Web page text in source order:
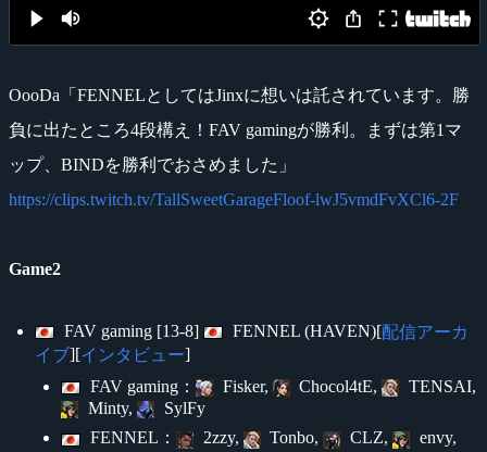
OooDa「FENNELとしてはJinxに想いは託されています。勝
負に出たところ4段構え！FAV gamingが勝利。まずは第1マ
ップ、BINDを勝利でおさめました」
https://clips.twitch.tv/TallSweetGarageFloof-lwJ5vmdFvXCl6-2F
Game2
FAV gaming [13-8] FENNEL (HAVEN)[配信アーカ
イブ][インタビュー]
FAV gaming：
Fisker, Chocol4tE,
TENSAI,
Minty,
SylFy
FENNEL：
2zzy, Tonbo, CLZ,
envy,